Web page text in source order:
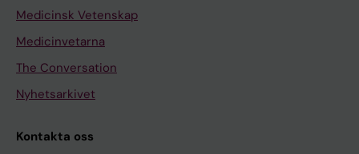
Medicinsk Vetenskap
Medicinvetarna
The Conversation
Nyhetsarkivet
Kontakta oss